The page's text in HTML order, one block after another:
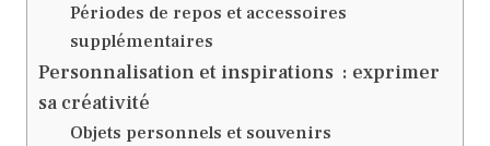
Périodes de repos et accessoires
supplémentaires
Personnalisation et inspirations : exprimer
sa créativité
Objets personnels et souvenirs